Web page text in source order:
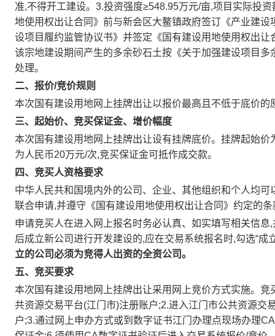
准,不得开工建设。3.投资强度≥548.95万元/亩,项目实际投
地使用权出让合同》前与新会区大鳌镇政府签订《产业建
设项目履约监管协议书》并签定《国有建设用地使用权出
该宗地建设期间产生的多余砂石土按《关于加强建设项目
处理。
二、报价/竞价规则
本次国有建设用地网上挂牌出让以报价最高且不低于底价的
三、起始价、竞买保证金、增价幅度
本次国有建设用地网上挂牌出让设有挂牌底价。挂牌起始
为人民币20万元/次,竞买保证金可抵作成交款。
四、竞买人资格要求
中华人民共和国境内外的公司、企业、其他组织和个人均
联合申请,并遵守《国有建设用地使用权出让合同》约定的条
申请竞买人在进入网上报名时务必认真、如实填写相关信
后成立新公司进行开发建设的,应在交易系统报名时,勾选“
立的公司必须为竞得人出资的全资公司。
五、竞买要求
本次国有建设用地网上挂牌出让采用网上竞价方式实施。
共资源交易平台(江门市)注册账户;2.进入江门市公共资源
户;3.通过网上申办方式或到数字证书江门办理点现场办理